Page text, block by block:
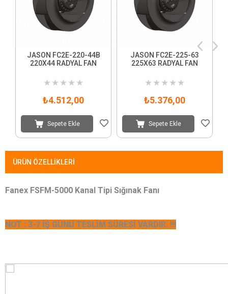
JASON FC2E-220-44B
220X44 RADYAL FAN
★ ★ ★ ★ ★
₺4.512,00
Sepete Ekle
JASON FC2E-225-63
225X63 RADYAL FAN
★ ★ ★ ★ ★
₺5.376,00
Sepete Ekle
ÜRÜN ÖZELLIKLERI
Fanex FSFM-5000 Kanal Tipi Sığınak Fanı
NOT : 3-7 İŞ GÜNÜ TESLİM SÜRESİ VARDIR. !!!